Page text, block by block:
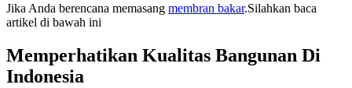
Jika Anda berencana memasang membran bakar.Silahkan baca
artikel di bawah ini
Memperhatikan Kualitas Bangunan Di
Indonesia